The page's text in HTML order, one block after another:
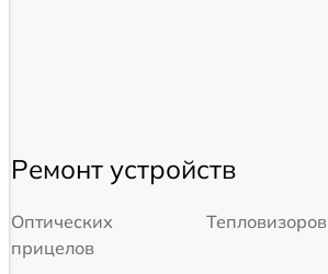
Ремонт устройств
Оптических
прицелов
Тепловизоров